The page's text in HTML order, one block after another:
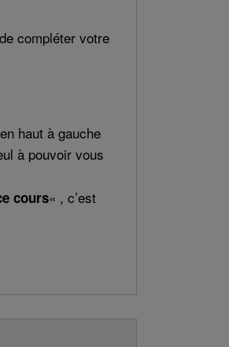
compléter votre
haut à gauche
à pouvoir vous
cours« , c’est